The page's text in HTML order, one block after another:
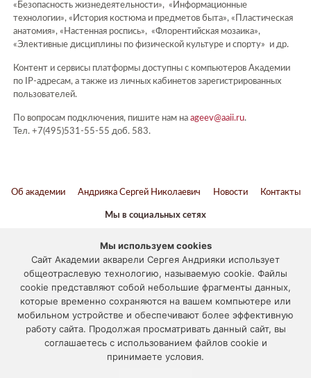
«Безопасность жизнедеятельности», «Информационные
технологии», «История костюма и предметов быта», «Пластическая
анатомия», «Настенная роспись», «Флорентийская мозаика»,
«Элективные дисциплины по физической культуре и спорту» и др.
Контент и сервисы платформы доступны с компьютеров Академии
по IP-адресам, а также из личных кабинетов зарегистрированных
пользователей.
По вопросам подключения, пишите нам наageev@aaii.ru.
Тел. +7(495)531-55-55 доб. 583.
Об академии Андрияка Сергей Николаевич Новости Контакты
Мы в социальных сетях
Наука и образование против террора
«АКАДЕМИЯ АКВАРЕЛИ И ИЗЯЩНЫХ ИСКУССТВ СЕРГЕЯ
АНДРИЯКИ»
117133, г. Москва, ул. Академика Варги, дом 15
Мы используем cookies
Сайт Академии акварели Сергея Андрияки использует
общеотраслевую технологию, называемую cookie. Файлы
cookie представляют собой небольшие фрагменты данных,
которые временно сохраняются на вашем компьютере или
мобильном устройстве и обеспечивают более эффективную
работу сайта. Продолжая просматривать данный сайт, вы
соглашаетесь с использованием файлов cookie и
принимаете условия.